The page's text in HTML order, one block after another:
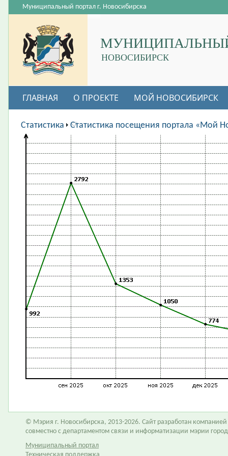
НОВОСИБИРСК
Муниципальный портал г. Новосибирска
ГЛАВНАЯ О ПРОЕКТЕ МОЙ НОВОСИБИРСК
ВАКАНСИИ
Статистика Статистика посещения портала «Мой
© Мэрия г. Новосибирска, 2013-2026. Сайт разработан компанией
совместно с департаментом связи и информатизации мэрии
Муниципальный портал